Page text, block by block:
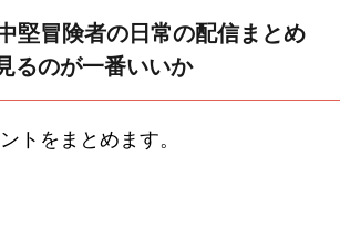
堅冒険者の日常の配信まとめ
るのが一番いいか
トをまとめます。